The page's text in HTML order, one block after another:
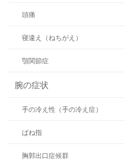
頭痛
寝違え（ねちがえ）
顎関節症
腕の症状
手の冷え性（手の冷え症）
ばね指
胸郭出口症候群